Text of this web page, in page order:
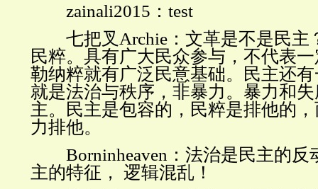
zainali2015 ： test
七把叉 Archie ：文革是不是民
民粹。具有广大民众参与，不代表
勒纳粹就有广泛民意基础。民主还
就是法治与秩序，非暴力。暴力和
主。民主是包容的，民粹是排他的
力排他。
Borninheaven ：法治是民主的
主的特征， 逻辑混乱！